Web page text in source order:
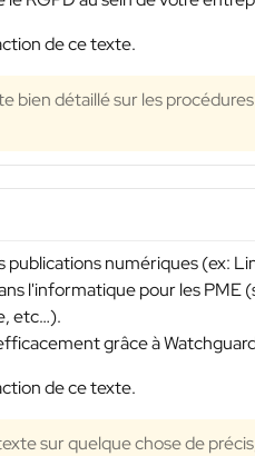
de ce texte.
bien détaillé sur les
publications numériques (ex:
l'informatique pour les
etc…).
grâce à
de ce texte.
sur quelque chose de